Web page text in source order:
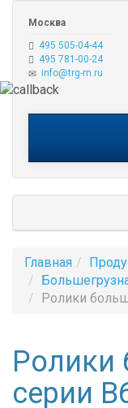
Москва
495 505-04-44
495 781-00-24
info@trg-m.ru
Главная
Ролики
Ролики
серии